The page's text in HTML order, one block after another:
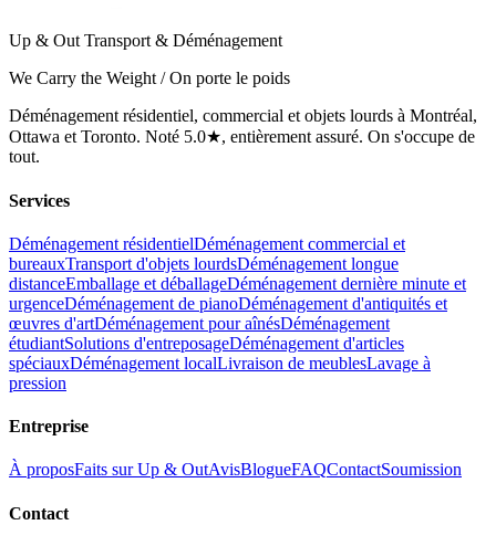
Up & Out Transport & Déménagement
We Carry the Weight / On porte le poids
Déménagement résidentiel, commercial et objets lourds à Montréal,
Ottawa et Toronto. Noté 5.0★, entièrement assuré. On s'occupe de
tout.
Services
Déménagement résidentielDéménagement commercial et
bureauxTransport d'objets lourdsDéménagement longue
distanceEmballage et déballageDéménagement dernière minute et
urgenceDéménagement de pianoDéménagement d'antiquités et
œuvres d'artDéménagement pour aînésDéménagement
étudiantSolutions d'entreposageDéménagement d'articles
spéciauxDéménagement localLivraison de meublesLavage à
pression
Entreprise
À proposFaits sur Up & OutAvisBlogueFAQContactSoumission
Contact